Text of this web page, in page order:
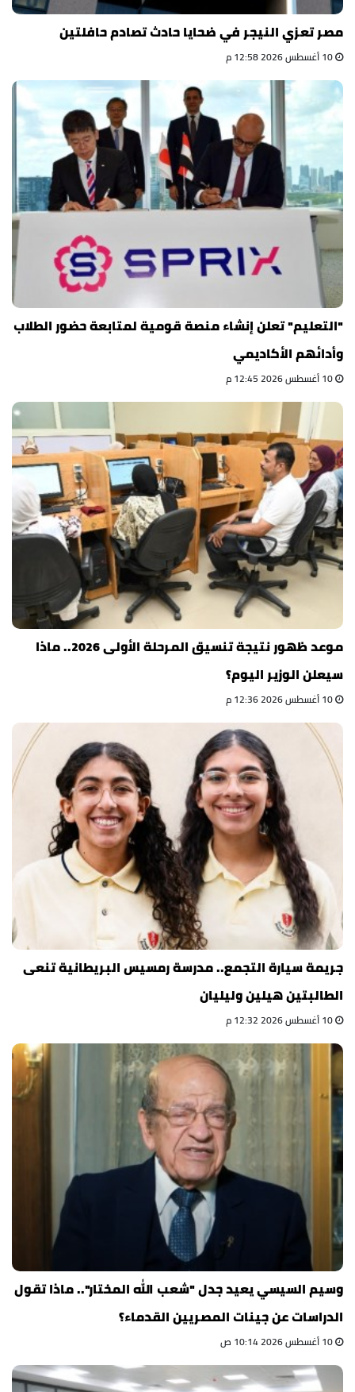
مصر تعزي النيجر في ضحايا حادث تصادم حافلتين
"التعليم" تعلن إنشاء منصة قومية لمتابعة حضور الطلاب
وأدائهم الأكاديمي
موعد ظهور نتيجة تنسيق المرحلة الأولى 2026.. ماذا
سيعلن الوزير اليوم؟
جريمة سيارة التجمع.. مدرسة رمسيس البريطانية تنعى
الطالبتين هيلين وليليان
وسيم السيسي يعيد جدل "شعب الله المختار".. ماذا تقول
الدراسات عن جينات المصريين القدماء؟